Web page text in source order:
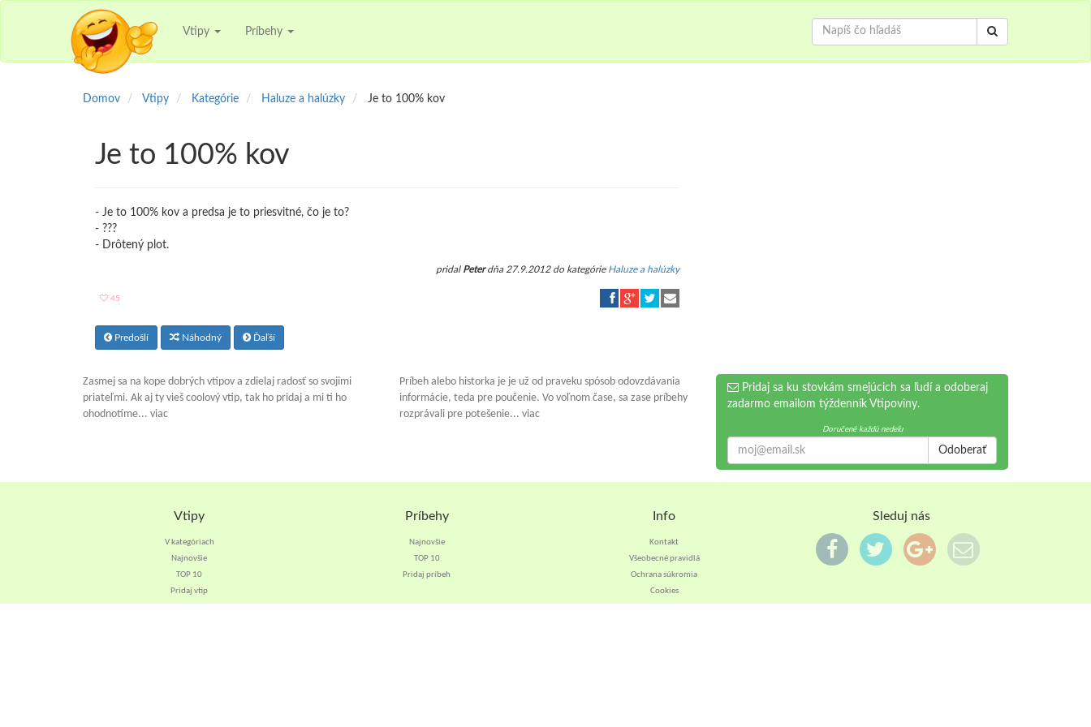
Vtipy Príbehy
Domov Vtipy Kategórie Haluze a halúzky Je to 100% kov
Je to 100% kov
- Je to 100% kov a predsa je to priesvitné, čo je to?
- ???
- Drôtený plot.
pridal Peterdňa 27.9.2012 do kategórie Haluze a halúzky
45
Predošlí Náhodný Ďaľší
Zasmej sa na kope dobrých vtipov a zdielaj radosť so svojimi
priateľmi. Ak aj ty vieš coolový vtip, tak ho pridaj a mi ti ho
ohodnotíme... viac
Príbeh alebo historka je je už od praveku spósob odovzdávania
informácie, teda pre poučenie. Vo voľnom čase, sa zase príbehy
rozprávali pre potešenie... viac
Pridaj sa ku stovkám smejúcich sa ľudí a odoberaj
zadarmo emailom týždenník Vtipoviny.
Doručené každú nedeľu
Odoberať
Vtipy
V kategóriach
Najnovšie
TOP 10
Pridaj vtip
Príbehy
Najnovšie
TOP 10
Pridaj príbeh
Info
Kontakt
Všeobecné pravidlá
Ochrana súkromia
Cookies
Sleduj nás